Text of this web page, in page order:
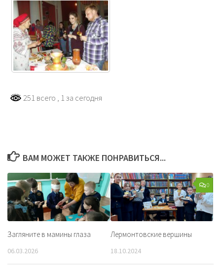
251 всего , 1 за сегодня
ВАМ МОЖЕТ ТАКЖЕ ПОНРАВИТЬСЯ...
Загляните в мамины глаза
06.03.2026
0
Лермонтовские вершины
18.10.2024